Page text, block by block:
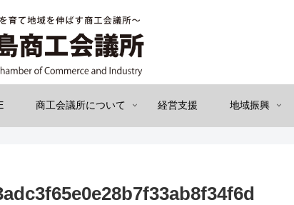
商工会議所について 経営支援 地域振興